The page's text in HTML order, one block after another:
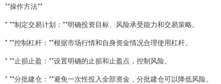
**操作方法**
* **制定交易计划：**明确投资目标、风险承受能力和交易策略。
* **控制杠杆：**根据市场行情和自身资金情况合理使用杠杆。
* **止损止盈：**设置明确的止损和止盈点，控制风险。
* **分批建仓：**避免一次性投入全部资金，分批建仓可以降低风险。